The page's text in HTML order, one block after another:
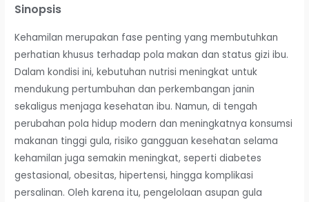
Sinopsis
Kehamilan merupakan fase penting yang membutuhkan
perhatian khusus terhadap pola makan dan status gizi ibu.
Dalam kondisi ini, kebutuhan nutrisi meningkat untuk
mendukung pertumbuhan dan perkembangan janin
sekaligus menjaga kesehatan ibu. Namun, di tengah
perubahan pola hidup modern dan meningkatnya konsumsi
makanan tinggi gula, risiko gangguan kesehatan selama
kehamilan juga semakin meningkat, seperti diabetes
gestasional, obesitas, hipertensi, hingga komplikasi
persalinan. Oleh karena itu, pengelolaan asupan gula